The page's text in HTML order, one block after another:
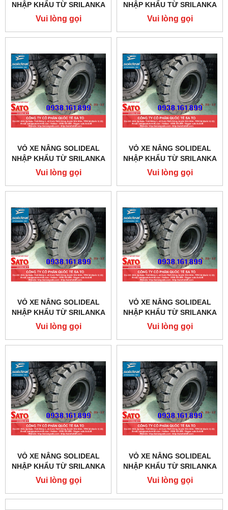
NHẬP KHẨU TỪ SRILANKA
SIZE 825-15
Vui lòng gọi
NHẬP KHẨU TỪ SRILANKA
SIZE 28X9-15
Vui lòng gọi
VỎ XE NÂNG SOLIDEAL
NHẬP KHẨU TỪ SRILANKA
SIZE 23X9-10
Vui lòng gọi
VỎ XE NÂNG SOLIDEAL
NHẬP KHẨU TỪ SRILANKA
SIZE 21X8-9
Vui lòng gọi
VỎ XE NÂNG SOLIDEAL
NHẬP KHẨU TỪ SRILANKA
SIZE 18X7-8
Vui lòng gọi
VỎ XE NÂNG SOLIDEAL
NHẬP KHẨU TỪ SRILANKA
SIZE 16X6-8
Vui lòng gọi
VỎ XE NÂNG SOLIDEAL
NHẬP KHẨU TỪ SRILANKA
SIZE 700-15
Vui lòng gọi
VỎ XE NÂNG SOLIDEAL
NHẬP KHẨU TỪ SRILANKA
SIZE 700-12
Vui lòng gọi